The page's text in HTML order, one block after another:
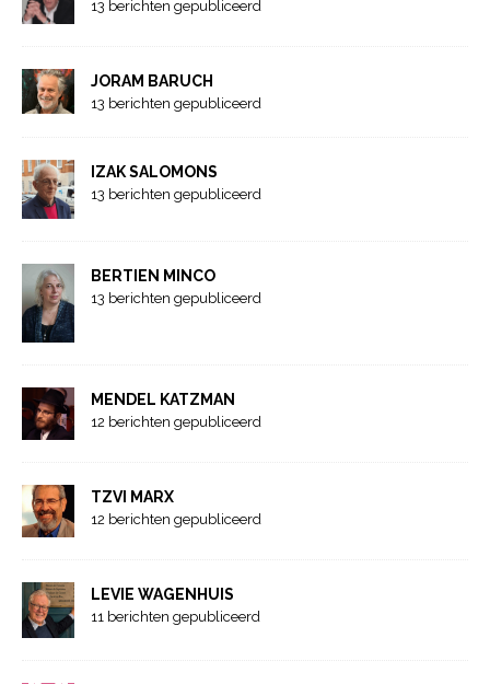
13 berichten gepubliceerd
JORAM BARUCH
13 berichten gepubliceerd
IZAK SALOMONS
13 berichten gepubliceerd
BERTIEN MINCO
13 berichten gepubliceerd
MENDEL KATZMAN
12 berichten gepubliceerd
TZVI MARX
12 berichten gepubliceerd
LEVIE WAGENHUIS
11 berichten gepubliceerd